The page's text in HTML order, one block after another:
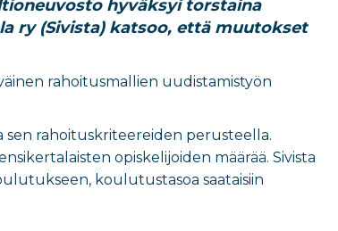
hyväksyi torstaina
ry (Sivista) katsoo, että muutokset
rahoitusmallien uudistamistyön
rahoituskriteereiden perusteella.
opiskelijoiden määrää. Sivista
koulutustasoa saataisiin